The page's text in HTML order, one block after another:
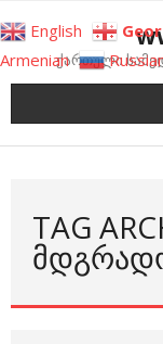
to
contentქართული
TAG
English
Armenian